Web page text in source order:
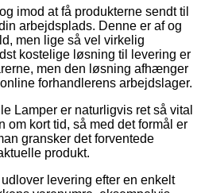
imod at få produkterne sendt til
arbejdsplads. Denne er af og
men lige så vel virkelig
kostelige løsning til levering er
men den løsning afhænger
forhandlerens arbejdslager.
Lamper er naturligvis ret så vital
om kort tid, så med det formål er
gransker det forventede
produkt.
levering efter en enkelt